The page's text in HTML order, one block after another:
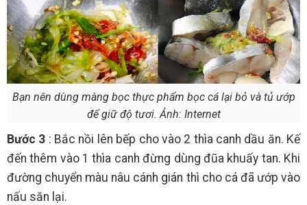
Bạn nên dùng màng bọc thực phẩm bọc cá lại bỏ và tủ ướp
để giữ độ tươi. Ảnh: Internet
Bước 3 : Bắc nồi lên bếp cho vào 2 thìa canh dầu ăn. Kế
đến thêm vào 1 thìa canh đừng dùng đũa khuấy tan. Khi
đường chuyển màu nâu cánh gián thì cho cá đã ướp vào
nấu săn lại.